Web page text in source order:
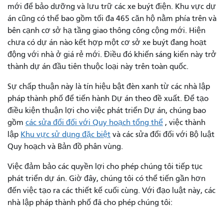
mới để bảo dưỡng và lưu trữ các xe buýt điện. Khu vực dự
án cũng có thể bao gồm tối đa 465 căn hộ nằm phía trên và
bên cạnh cơ sở hạ tầng giao thông công cộng mới. Hiện
chưa có dự án nào kết hợp một cơ sở xe buýt đang hoạt
động với nhà ở giá rẻ mới. Điều đó khiến sáng kiến ​​này trở
thành dự án đầu tiên thuộc loại này trên toàn quốc.
Sự chấp thuận này là tín hiệu bật đèn xanh từ các nhà lập
pháp thành phố để tiến hành Dự án theo đề xuất. Để tạo
điều kiện thuận lợi cho việc phát triển Dự án, chúng bao
gồm các sửa đổi đối với Quy hoạch tổng thể , việc thành
lập Khu vực sử dụng đặc biệt và các sửa đổi đối với Bộ luật
Quy hoạch và Bản đồ phân vùng.
Việc đảm bảo các quyền lợi cho phép chúng tôi tiếp tục
phát triển dự án. Giờ đây, chúng tôi có thể tiến gần hơn
đến việc tạo ra các thiết kế cuối cùng. Với đạo luật này, các
nhà lập pháp thành phố đã cho phép chúng tôi: